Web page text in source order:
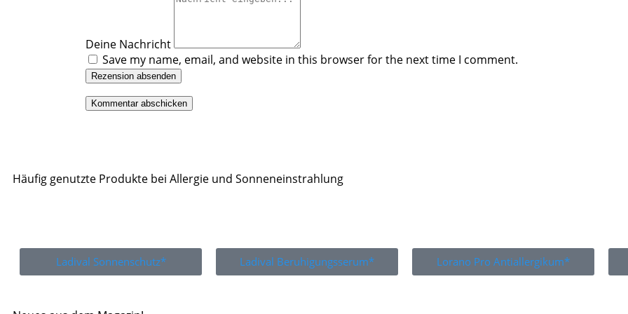
Deine Nachricht
Save my name, email, and website in this browser for the next time I comment.
Rezension absenden
Häufig genutzte Produkte bei Allergie und Sonneneinstrahlung
Ladival Sonnenschutz* Ladival Beruhigungsserum* Lorano Pro Antiallergikum*